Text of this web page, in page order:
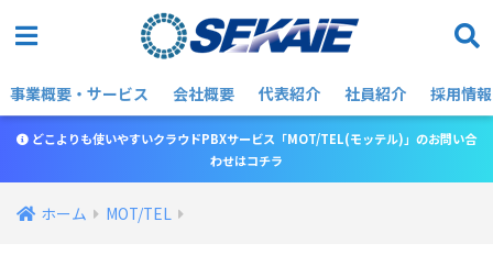
事業概要・サービス 会社概要 代表紹介 社員紹介 採用情報
どこよりも使いやすいクラウドPBXサービス「MOT/TEL(モッテル)」のお問い合
わせはコチラ
ホーム MOT/TEL